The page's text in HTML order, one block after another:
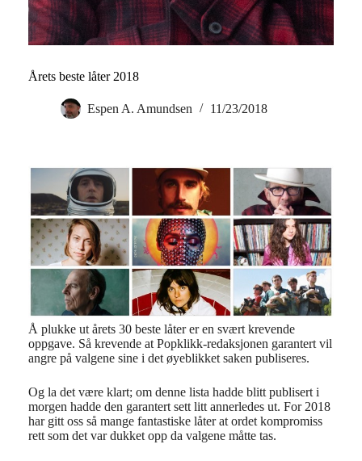
Årets beste låter 2018
Espen A. Amundsen 11/23/2018
Å plukke ut årets 30 beste låter er en svært krevende
oppgave. Så krevende at Popklikk-redaksjonen garantert vil
angre på valgene sine i det øyeblikket saken publiseres.
Og la det være klart; om denne lista hadde blitt publisert i
morgen hadde den garantert sett litt annerledes ut. For 2018
har gitt oss så mange fantastiske låter at ordet kompromiss
rett som det var dukket opp da valgene måtte tas.